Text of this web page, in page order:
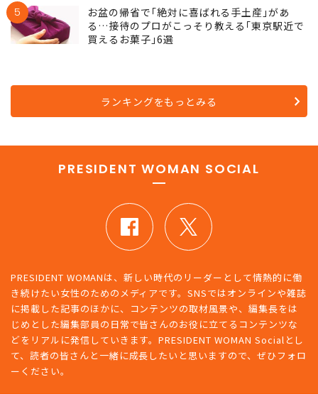
5
お盆の帰省で｢絶対に喜ばれる手土産｣があ
る…接待のプロがこっそり教える｢東京駅近で
買えるお菓子｣6選
ランキングをもっとみる
PRESIDENT WOMAN SOCIAL
PRESIDENT WOMANは、新しい時代のリーダーとして情熱的に働
き続けたい女性のためのメディアです。SNSではオンラインや雑誌
に掲載した記事のほかに、コンテンツの取材風景や、編集長をは
じめとした編集部員の日常で皆さんのお役に立てるコンテンツな
どをリアルに発信していきます。PRESIDENT WOMAN Socialとし
て、読者の皆さんと一緒に成長したいと思いますので、ぜひフォロ
ーください。